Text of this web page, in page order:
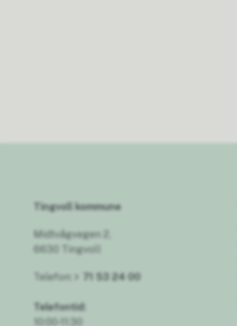
Tingvoll kommune
Midtvågvegen 2,
6630 Tingvoll
Telefon: 71 53 24 00
Telefontid:
10:00-11:30